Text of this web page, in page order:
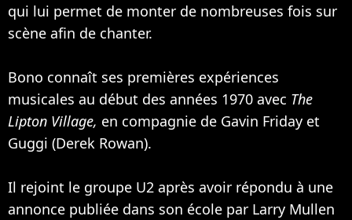
qui lui permet de monter de nombreuses fois sur
scène afin de chanter.
Bono connaît ses premières expériences
musicales au début des années 1970 avec The
Lipton Village, en compagnie de Gavin Friday et
Guggi (Derek Rowan).
Il rejoint le groupe U2 après avoir répondu à une
annonce publiée dans son école par Larry Mullen